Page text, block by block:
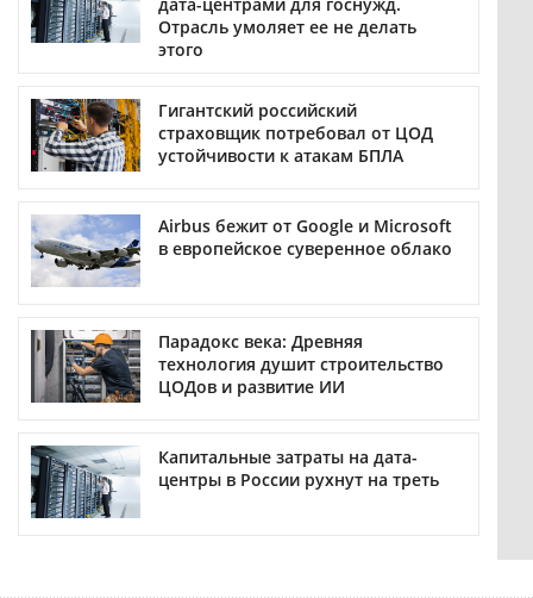
Отрасль умоляет ее не делать
этого
Гигантский российский
страховщик потребовал от ЦОД
устойчивости к атакам БПЛА
Airbus бежит от Google и Microsoft
в европейское суверенное облако
Парадокс века: Древняя
технология душит строительство
ЦОДов и развитие ИИ
Капитальные затраты на дата-
центры в России рухнут на треть